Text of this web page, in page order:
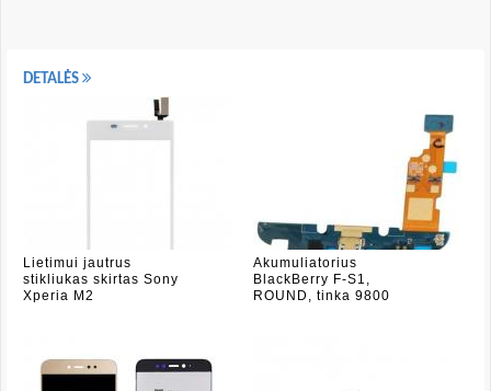
DETALĖS
Lietimui jautrus
stikliukas skirtas Sony
Xperia M2
Akumuliatorius
BlackBerry F-S1,
ROUND, tinka 9800